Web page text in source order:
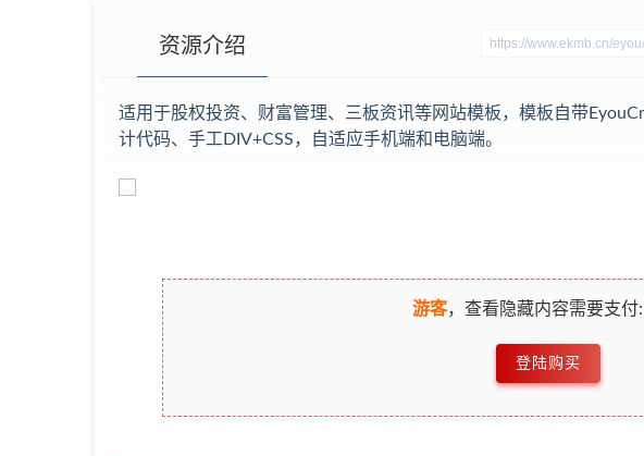
资源介绍
适用于股权投资、财富管理、三板资讯等网站模板，模板自带
计代码、手工DIV+CSS，自适应手机端和电脑端。
游客，查看隐藏内容需要支付:
登陆购买